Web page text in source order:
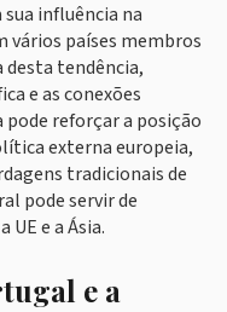
influência na
vários países membros
desta tendência,
e as conexões
reforçar a posição
externa europeia,
tradicionais de
pode servir de
e a Ásia.
e a